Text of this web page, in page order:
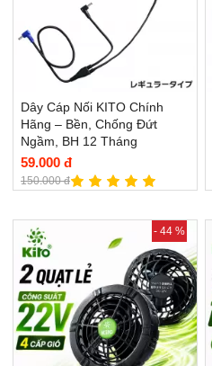
Dây Cáp Nối KITO Chính
Hãng – Bền, Chống Đứt
Ngầm, BH 12 Tháng
59.000 đ
150.000 đ
- 44 %